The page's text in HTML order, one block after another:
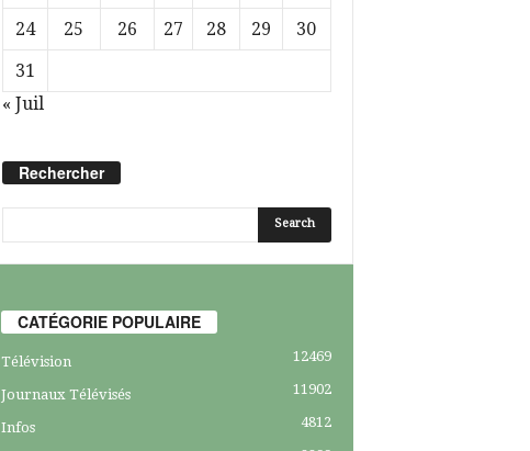
24
25 26 27 28 29
30
31
« Juil
Rechercher
CATÉGORIE POPULAIRE
Télévision 12469
Journaux Télévisés 11902
Infos
4812